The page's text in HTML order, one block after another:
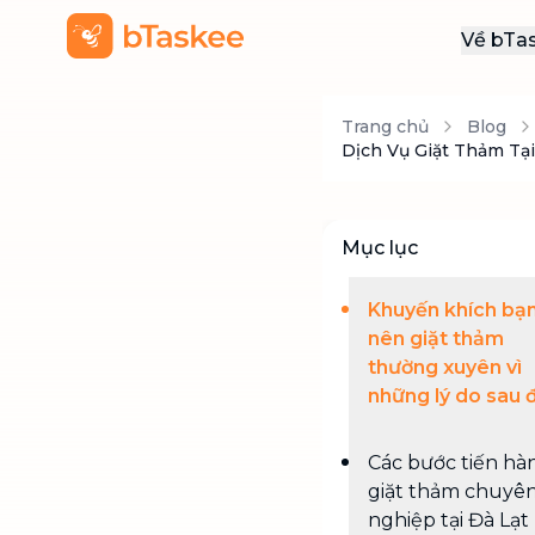
Về
Trang chủ Blog
Dịch Vụ Giặt Thảm
Mục lục
Khuyến khích
nên giặt thảm
thường xuyên vì
những lý do sau
Các bước tiến
giặt thảm
nghiệp tại Đà Lạt